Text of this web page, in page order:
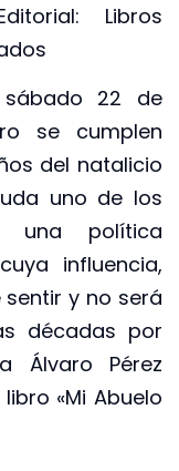
Libros
22 de
se cumplen
del natalicio
uno de los
una política
influencia,
y no será
décadas por
Álvaro Pérez
«Mi Abuelo